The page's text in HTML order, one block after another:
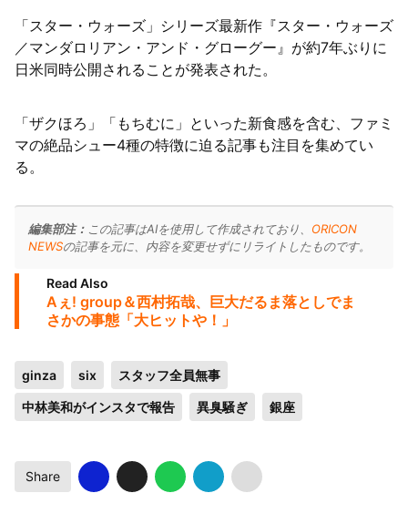
「スター・ウォーズ」シリーズ最新作『スター・ウォーズ
／マンダロリアン・アンド・グローグー』が約7年ぶりに
日米同時公開されることが発表された。
「ザクほろ」「もちむに」といった新食感を含む、ファミ
マの絶品シュー4種の特徴に迫る記事も注目を集めてい
る。
編集部注： この記事はAIを使用して作成されており、 ORICON
NEWSの記事を元に、内容を変更せずにリライトしたものです。
Read Also
Aぇ! group＆西村拓哉、巨大だるま落としでま
さかの事態「大ヒットや！」
ginza six スタッフ全員無事
中林美和がインスタで報告 異臭騒ぎ 銀座
Share